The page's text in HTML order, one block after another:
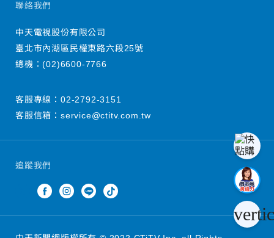
追蹤我們
聯絡我們
中天電視股份有限公司
臺北市內湖區民權東路六段25號
總機：(02)6600-7766
客服專線： 02-2792-3151
客服信箱： service@ctitv.com.tw